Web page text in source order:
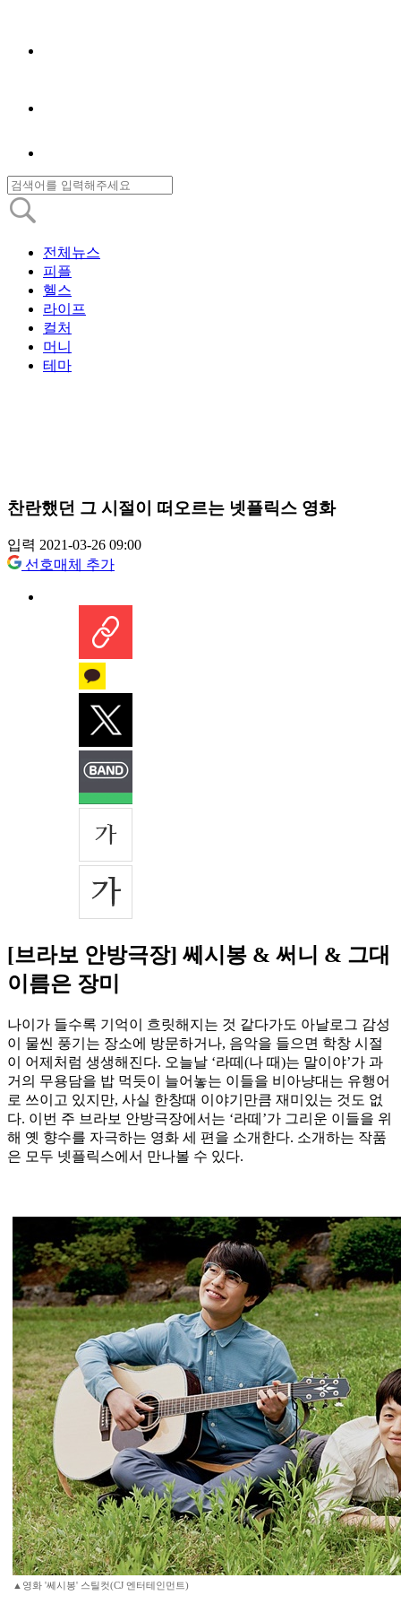
전체뉴스
피플
헬스
라이프
컬처
머니
테마
찬란했던 그 시절이 떠오르는 넷플릭스 영화
입력 2021-03-26 09:00
선호매체 추가
[브라보 안방극장] 쎄시봉 & 써니 & 그대
이름은 장미
나이가 들수록 기억이 흐릿해지는 것 같다가도 아날로그 감성
이 물씬 풍기는 장소에 방문하거나, 음악을 들으면 학창 시절
이 어제처럼 생생해진다. 오늘날 ‘라떼(나 때)는 말이야’가 과
거의 무용담을 밥 먹듯이 늘어놓는 이들을 비아냥대는 유행어
로 쓰이고 있지만, 사실 한창때 이야기만큼 재미있는 것도 없
다. 이번 주 브라보 안방극장에서는 ‘라떼’가 그리운 이들을 위
해 옛 향수를 자극하는 영화 세 편을 소개한다. 소개하는 작품
은 모두 넷플릭스에서 만나볼 수 있다.
▲영화 '쎄시봉' 스틸컷(CJ 엔터테인먼트)